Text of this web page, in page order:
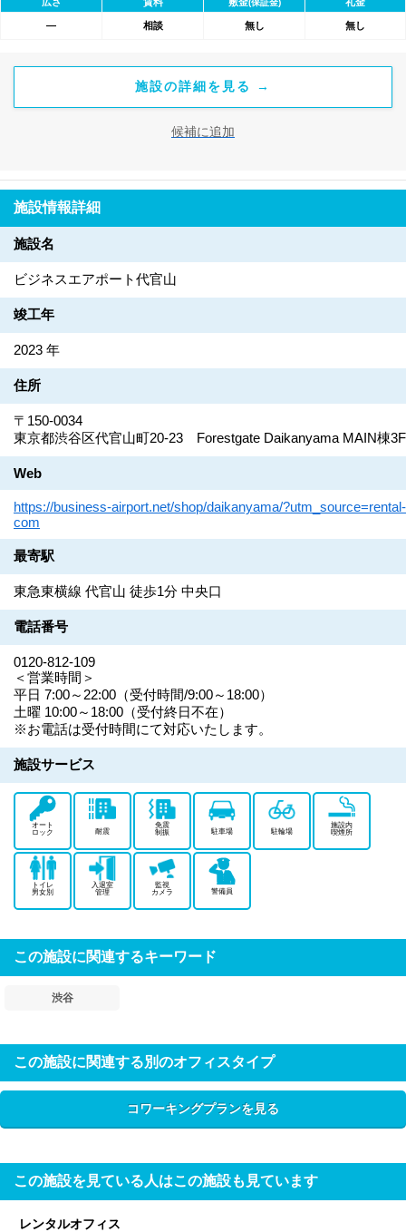
(保証金)
― 相談 無し 無し
施設の詳細を見る →
候補に追加
施設情報詳細
施設名
ビジネスエアポート代官山
竣工年
2023 年
住所
〒150-0034
東京都渋谷区代官山町20-23 Forestgate Daikanyama MAIN棟3F
Web
https://business-airport.net/shop/daikanyama/
com
最寄駅
東急東横線 代官山 徒歩1分 中央口
電話番号
0120-812-109
＜営業時間＞
平日 7:00～22:00（受付時間/9:00～18:00）
土曜 10:00～18:00（受付終日不在）
※お電話は受付時間にて対応いたします。
施設サービス
オート
ロック
耐震
免震
制振
駐車場 駐輪場
施設内
喫煙所
トイレ
男女別
入退室
管理
監視
カメラ
警備員
この施設に関連するキーワード
渋谷
この施設に関連する別のオフィスタイプ
コワーキングプランを見る
この施設を見ている人はこの施設も見ています
レンタルオフィス